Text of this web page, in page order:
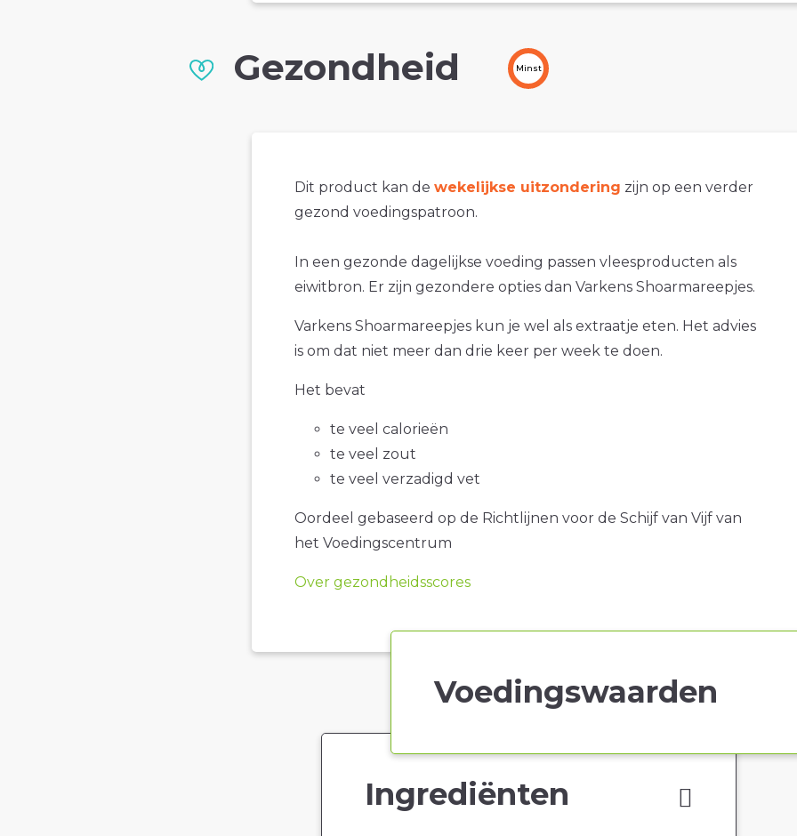
Gezondheid Minst
Dit product kan de wekelijkse uitzondering zijn op een verder
gezond voedingspatroon.
In een gezonde dagelijkse voeding passen vleesproducten als
eiwitbron. Er zijn gezondere opties dan Varkens Shoarmareepjes.
Varkens Shoarmareepjes kun je wel als extraatje eten. Het advies
is om dat niet meer dan drie keer per week te doen.
Het bevat
te veel calorieën
te veel zout
te veel verzadigd vet
Oordeel gebaseerd op de Richtlijnen voor de Schijf van Vijf van
het Voedingscentrum
Over gezondheidsscores
Voedingswaarden
Ingrediënten